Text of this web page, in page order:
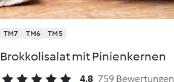
TM7 TM6 TM5
Brokkolisalat mit Pinienkernen
4.8 759 Bewertungen